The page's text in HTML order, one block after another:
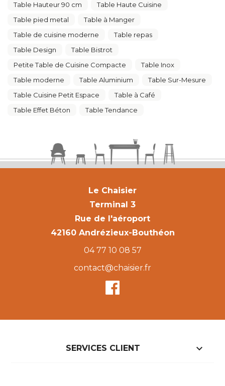
Table Hauteur 90 cm
Table Haute Cuisine
Table pied metal
Table à Manger
Table de cuisine moderne
Table repas
Table Design
Table Bistrot
Petite Table de Cuisine Compacte
Table Inox
Table moderne
Table Aluminium
Table Sur-Mesure
Table Cuisine Petit Espace
Table à Café
Table Effet Béton
Table Tendance
Le Chaisier
Terminal 3
Rue de l'aéroport
42160 Andrézieux-Bouthéon
04 77 10 08 57
contact@chaisier.fr
SERVICES CLIENT 